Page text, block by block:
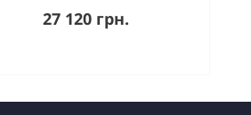
27 120 грн.